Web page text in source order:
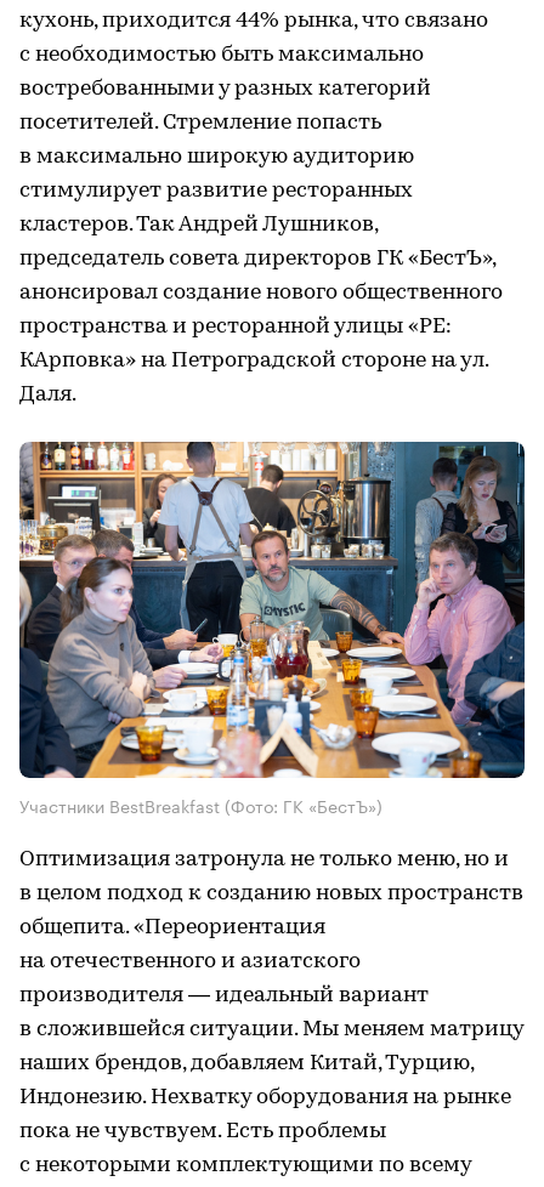
кухонь, приходится 44% рынка, что связано
с необходимостью быть максимально
востребованными у разных категорий
посетителей. Стремление попасть
в максимально широкую аудиторию
стимулирует развитие ресторанных
кластеров. Так Андрей Лушников,
председатель совета директоров ГК «БестЪ»,
анонсировал создание нового общественного
пространства и ресторанной улицы «РЕ:
КАрповка» на Петроградской стороне на ул.
Даля.
Участники BestBreakfast (Фото: ГК «БестЪ»)
Оптимизация затронула не только меню, но и
в целом подход к созданию новых пространств
общепита. «Переориентация
на отечественного и азиатского
производителя — идеальный вариант
в сложившейся ситуации. Мы меняем матрицу
наших брендов, добавляем Китай, Турцию,
Индонезию. Нехватку оборудования на рынке
пока не чувствуем. Есть проблемы
с некоторыми комплектующими по всему